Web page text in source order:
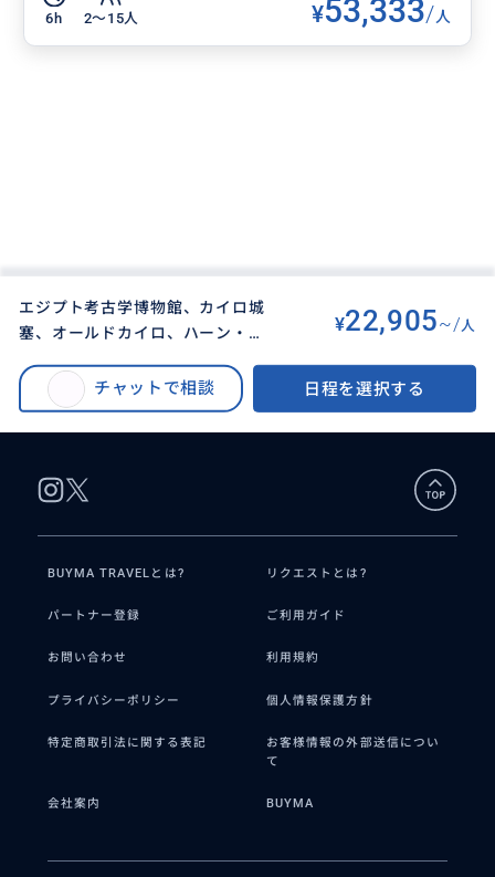
6h 2〜15人 ¥53,333/人
エジプト考古学博物館、カイロ城
塞、オールドカイロ、ハーン・ハ
きツアー（昼食付き）
¥22,905~/人
チャットで相談 日程を選択する
エジプト考古学博物館、カイロ城塞、オールドカイロ＆ハーン・ハリーリ・
バザール プライベートツアー（昼食付き）
BUYMA TRAVELとは? リクエストとは?
パートナー登録 ご利用ガイド
お問い合わせ 利用規約
プライバシーポリシー 個人情報保護方針
特定商取引法に関する表記
お客様情報の外部送信につい
て
会社案内 BUYMA